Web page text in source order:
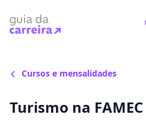
Cursos e mensalidades
Turismo na FAMEC